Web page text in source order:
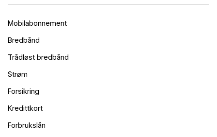
Mobilabonnement
Bredbånd
Trådløst bredbånd
Strøm
Forsikring
Kredittkort
Forbrukslån